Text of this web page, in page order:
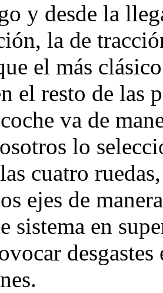
y desde la
la de
el más
el resto de las
va de
lo
cuatro
ejes de
sistema en